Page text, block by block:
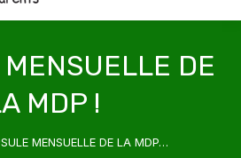
DE
MDP !
MENSUELLE DE LA MDP…